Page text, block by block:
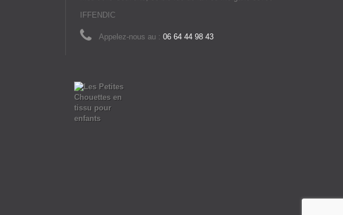
IFFENDIC
Appelez-nous au : 06 64 44 98 43